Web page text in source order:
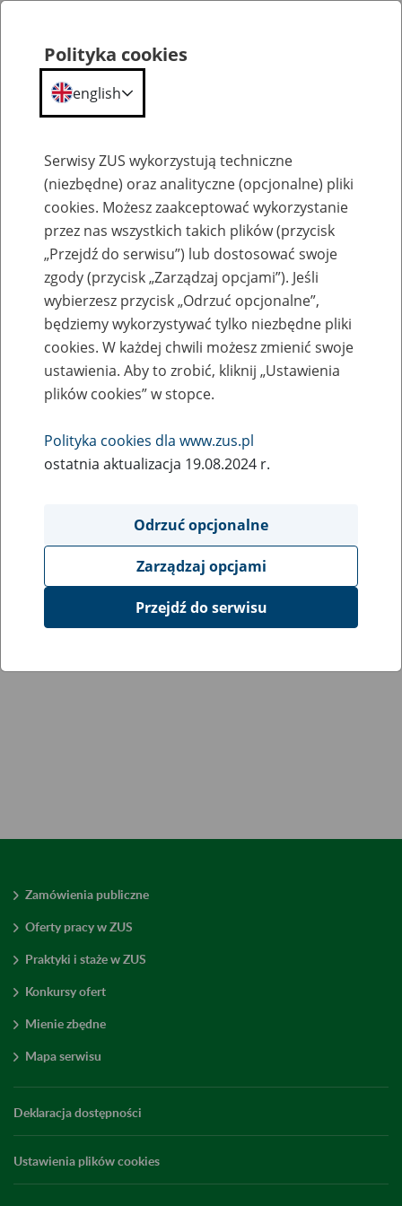
Przepraszamy,
podana strona nie została znaleziona.
Błąd 404
Przejdź do strony głównej
Zamówienia publiczne
Oferty pracy w ZUS
Praktyki i staże w ZUS
Konkursy ofert
Mienie zbędne
Mapa serwisu
Deklaracja dostępności
Ustawienia plików cookies
Polityka cookies
english
Serwisy ZUS wykorzystują techniczne
(niezbędne) oraz analityczne (opcjonalne) pliki
cookies. Możesz zaakceptować wykorzystanie
przez nas wszystkich takich plików (przycisk
„Przejdź do serwisu”) lub dostosować swoje
zgody (przycisk „Zarządzaj opcjami”). Jeśli
wybierzesz przycisk „Odrzuć opcjonalne”,
będziemy wykorzystywać tylko niezbędne pliki
cookies. W każdej chwili możesz zmienić swoje
ustawienia. Aby to zrobić, kliknij „Ustawienia
plików cookies” w stopce.
Polityka cookies dla www.zus.pl
ostatnia aktualizacja 19.08.2024 r.
Odrzuć opcjonalne
Zarządzaj opcjami
Przejdź do serwisu